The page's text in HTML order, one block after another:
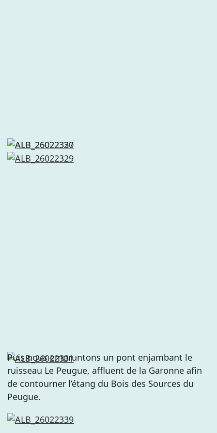
Puis nous empruntons un pont enjambant le
ruisseau Le Peugue, affluent de la Garonne afin
de contourner l’étang du Bois des Sources du
Peugue.